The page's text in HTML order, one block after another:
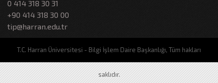
0 414 318 30 31
+90 414 318 30 00
tip@harran.edu.tr
T.C. Harran Üniversitesi - Bilgi İşlem Daire Başkanlığı, Tüm hakları
saklıdır.